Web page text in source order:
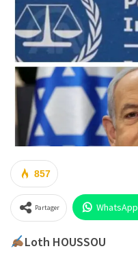
857
Partager WhatsApp
Loth HOUSSOU